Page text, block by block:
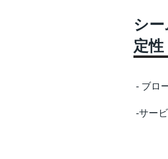
シ
定性
- ブロ
-サー